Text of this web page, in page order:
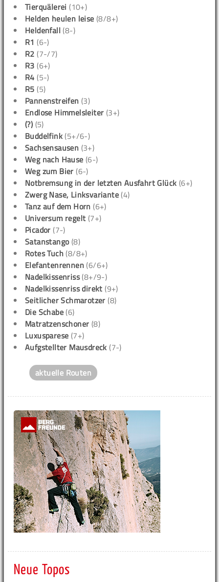
Tierquälerei (10+)
Helden heulen leise (8/8+)
Heldenfall (8-)
R1 (6-)
R2 (7-/7)
R3 (6+)
R4 (5-)
R5 (5)
Pannenstreifen (3)
Endlose Himmelsleiter (3+)
(?) (5)
Buddelfink (5+/6-)
Sachsensausen (3+)
Weg nach Hause (6-)
Weg zum Bier (6-)
Notbremsung in der letzten Ausfahrt Glück (6+)
Zwerg Nase, Linksvariante (4)
Tanz auf dem Horn (6+)
Universum regelt (7+)
Picador (7-)
Satanstango(8)
Rotes Tuch (8/8+)
Elefantenrennen (6/6+)
Nadelkissenriss(8+/9-)
Nadelkissenriss direkt (9+)
Seitlicher Schmarotzer (8)
Die Schabe (6)
Matratzenschoner (8)
Luxusparese (7+)
Aufgstellter Mausdreck (7-)
aktuelle Routen
Neue Topos